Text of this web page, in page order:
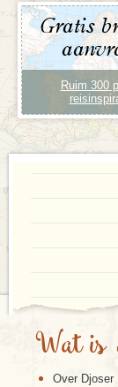
Gratis
Ruim 300
Wat is
Over Djoser